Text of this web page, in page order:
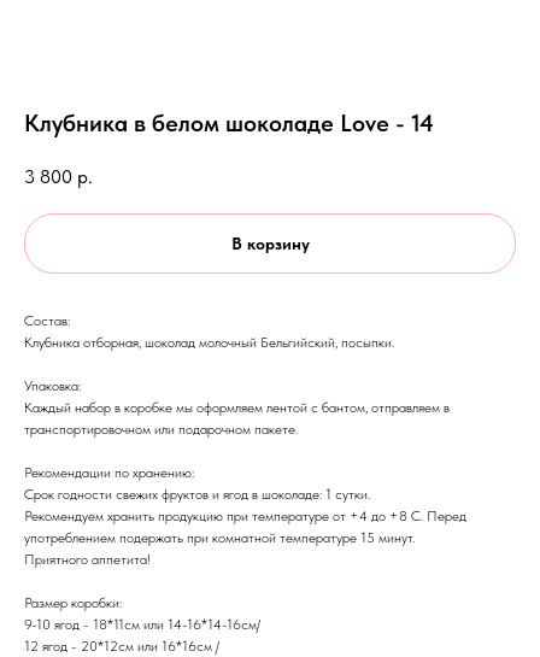
Клубника в белом шоколаде Love - 14
3 800 р.
В корзину
Состав:
Клубника отборная, шоколад молочный Бельгийский, посыпки.
Упаковка:
Каждый набор в коробке мы оформляем лентой с бантом, отправляем в
транспортировочном или подарочном пакете.
Рекомендации по хранению:
Срок годности свежих фруктов и ягод в шоколаде: 1 сутки.
Рекомендуем хранить продукцию при температуре от +4 до +8 С. Перед
употреблением подержать при комнатной температуре 15 минут.
​Приятного аппетита!
Размер коробки:
9-10 ягод - 18*11см или 14-16*14-16см/
12 ягод - 20*12см или 16*16см /